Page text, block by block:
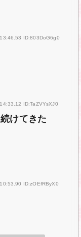
ID:803DoG6g0
ID:TaZVYsXJ0
けてきた
ID:zOEfRByX0